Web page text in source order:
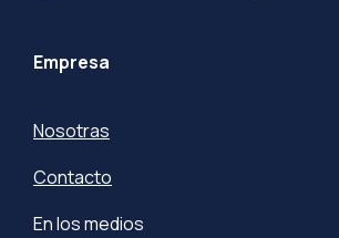
Empresa
Nosotras
Contacto
En los medios